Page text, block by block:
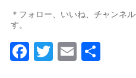
＊フォロー、いいね、チャンネ
す。
Facebook
TwitterEmail